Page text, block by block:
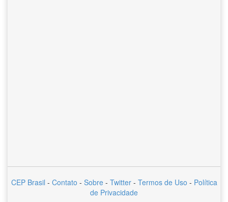
CEP Brasil - Contato - Sobre - Twitter - Termos de Uso - Política
de Privacidade